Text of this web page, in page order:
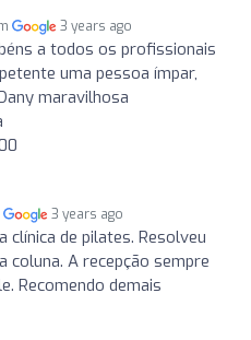
3 years ago
a todos os profissionais
uma pessoa ímpar,
maravilhosa
3 years ago
clínica de pilates. Resolveu
coluna. A recepção sempre
Recomendo demais